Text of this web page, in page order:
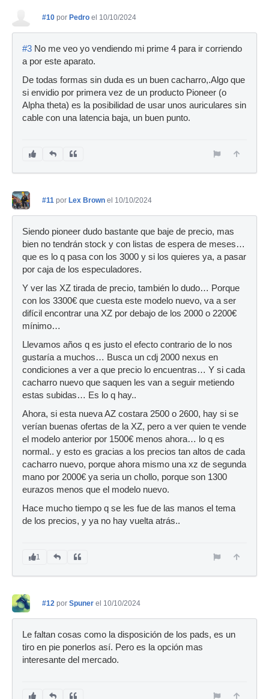
#10 por Pedro el 10/10/2024
#3 No me veo yo vendiendo mi prime 4 para ir corriendo
a por este aparato.
De todas formas sin duda es un buen cacharro,.Algo que
si envidio por primera vez de un producto Pioneer (o
Alpha theta) es la posibilidad de usar unos auriculares sin
cable con una latencia baja, un buen punto.
#11 por Lex Brown el 10/10/2024
Siendo pioneer dudo bastante que baje de precio, mas
bien no tendrán stock y con listas de espera de meses…
que es lo q pasa con los 3000 y si los quieres ya, a pasar
por caja de los especuladores.
Y ver las XZ tirada de precio, también lo dudo… Porque
con los 3300€ que cuesta este modelo nuevo, va a ser
difícil encontrar una XZ por debajo de los 2000 o 2200€
mínimo…
Llevamos años q es justo el efecto contrario de lo nos
gustaría a muchos… Busca un cdj 2000 nexus en
condiciones a ver a que precio lo encuentras… Y si cada
cacharro nuevo que saquen les van a seguir metiendo
estas subidas… Es lo q hay..
Ahora, si esta nueva AZ costara 2500 o 2600, hay si se
verían buenas ofertas de la XZ, pero a ver quien te vende
el modelo anterior por 1500€ menos ahora… lo q es
normal.. y esto es gracias a los precios tan altos de cada
cacharro nuevo, porque ahora mismo una xz de segunda
mano por 2000€ ya seria un chollo, porque son 1300
eurazos menos que el modelo nuevo.
Hace mucho tiempo q se les fue de las manos el tema
de los precios, y ya no hay vuelta atrás..
1
#12 por Spuner el 10/10/2024
Le faltan cosas como la disposición de los pads, es un
tiro en pie ponerlos así. Pero es la opción mas
interesante del mercado.